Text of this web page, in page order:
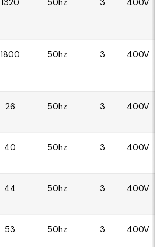
1320 50hz 3 400V
1800 50hz 3 400V
26 50hz 3 400V
40 50hz 3 400V
44 50hz 3 400V
53 50hz 3 400V